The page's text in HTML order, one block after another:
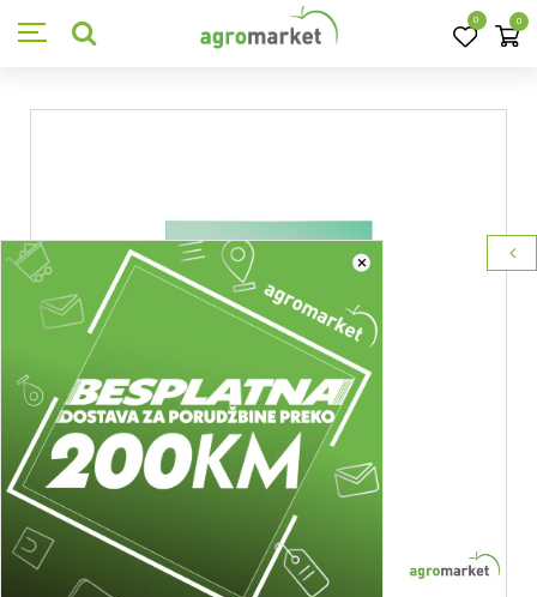
0 0
×